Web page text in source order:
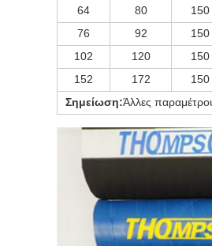
64
80 150
76
92 150
102
120 150
152
172 150
Σημείωση:Άλλες